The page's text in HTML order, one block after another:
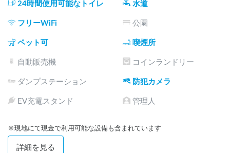
24時間使用可能なトイレ 水道
フリーWiFi 公園
ペット可 喫煙所
自動販売機 コインランドリー
ダンプステーション 防犯カメラ
EV充電スタンド 管理人
※現地にて現金で利用可能な設備も含まれています
詳細を見る